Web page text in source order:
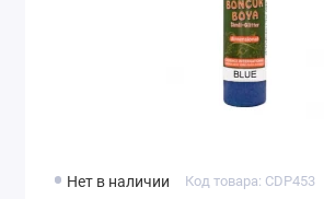
Нет в наличии Код товара: CDP453